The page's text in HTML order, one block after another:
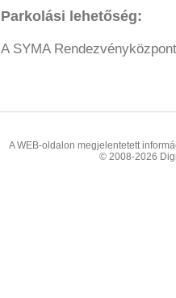
Parkolási lehetőség:
A SYMA
A WEB-oldalon megjelentetett
© 2008-2026